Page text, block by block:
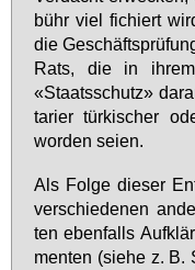
bühr viel fi­chiert
die
Rats, die in
«Staats­schutz»
ta­ri­er tür­ki­scher
wor­den sei­en.
Als Fol­ge die­ser
ver­schie­de­nen
ten eben­falls
men­ten (sie­he z.